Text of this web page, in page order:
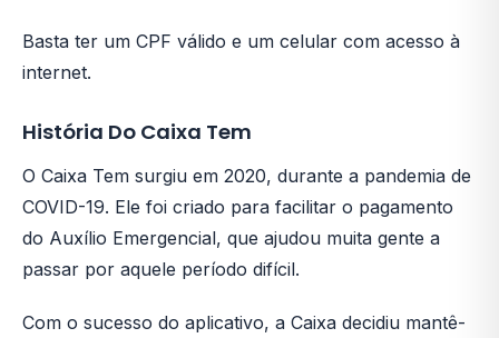
Basta ter um CPF válido e um celular com acesso à
internet.
História Do Caixa Tem
O Caixa Tem surgiu em 2020, durante a pandemia de
COVID-19. Ele foi criado para facilitar o pagamento
do Auxílio Emergencial, que ajudou muita gente a
passar por aquele período difícil.
Com o sucesso do aplicativo, a Caixa decidiu mantê-